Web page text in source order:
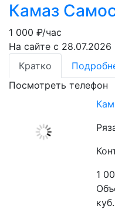
Камаз
1 000 ₽/час
На сайте с 28.07.2026
Кратко
Посмотреть телефон
1